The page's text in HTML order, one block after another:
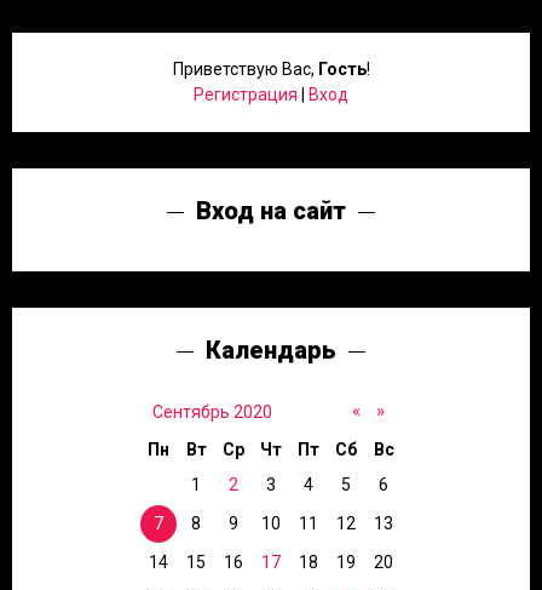
Приветствую Вас, Гость!
Регистрация
Вход
Вход на сайт
Календарь
«
Сентябрь 2020 »
Пн Вт Ср Чт Пт Сб
Вс
1
2 3 4 5
6
7
8 9 10 11 12
13
14
15 16 17 18 19
20